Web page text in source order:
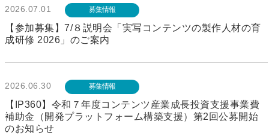
2026.07.01 募集情報
【参加募集】7/８説明会「実写コンテンツの製作人材の育
成研修 2026」のご案内
2026.06.30 募集情報
【IP360】令和７年度コンテンツ産業成長投資支援事業費
補助金（開発プラットフォーム構築支援）第2回公募開始
のお知らせ